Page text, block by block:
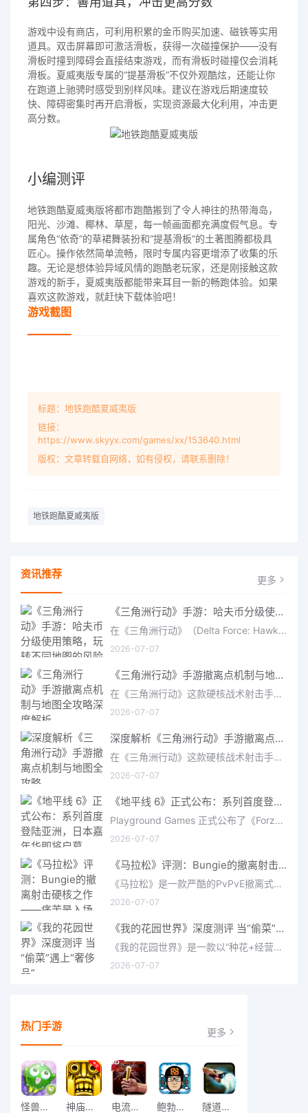
游戏中设有商店，可利用积累的金币购买加速、磁铁等实用
道具。双击屏幕即可激活滑板，获得一次碰撞保护——没有
滑板时撞到障碍会直接结束游戏，而有滑板时碰撞仅会消耗
滑板。夏威夷版专属的“提基滑板”不仅外观酷炫，还能让你
在跑道上驰骋时感受到别样风味。建议在游戏后期速度较
快、障碍密集时再开启滑板，实现资源最大化利用，冲击更
高分数。
小编测评
地铁跑酷夏威夷版将都市跑酷搬到了令人神往的热带海岛，
阳光、沙滩、椰林、草屋，每一帧画面都充满度假气息。专
属角色“依奇”的草裙舞装扮和“提基滑板”的土著图腾都极具
匠心。操作依然简单流畅，限时专属内容更增添了收集的乐
趣。无论是想体验异域风情的跑酷老玩家，还是刚接触这款
游戏的新手，夏威夷版都能带来耳目一新的畅跑体验。如果
喜欢这款游戏，就赶快下载体验吧！
游戏截图
标题：地铁跑酷夏威夷版
链接：
https://www.skyyx.com/games/xx/153640.html
版权：文章转载自网络，如有侵权，请联系删除！
地铁跑酷夏威夷版
资讯推荐 更多
《三角洲行动》手游：哈夫币分级使用策略，玩转不同地图的风险与回报
在《三角洲行动》（Delta Force: Hawk Ops）“烽火地带”模式中，地图被划分为“普通”、“机密”和“绝密”三个
2026-07-07
《三角洲行动》手游撤离点机制与地图全攻略深度解析
在《三角洲行动》这款硬核战术射击手游中，撤离是每位干员行动的核心目标。无论你在战场中搜刮了多少高价值物
2026-07-07
深度解析《三角洲行动》手游撤离点机制与地图全攻略
在《三角洲行动》这款硬核战术射击手游中，撤离是每位干员行动的核心目标。无论你在战场中搜刮了多少高价值物
2026-07-07
《地平线 6》正式公布：系列首度登陆亚洲，日本嘉年华即将启幕
Playground Games 正式公布了《Forza Horizon 6》，这次备受赞誉的地平线嘉年华将首次驶入亚洲，落户日本。玩家
2026-07-07
《马拉松》评测：Bungie的撤离射击硬核之作——痛苦是入场券，回报是顶级的
《马拉松》是一款严酷的PvPvE撤离式射击游戏，现已登陆PS5、Xbox Series X/S和PC。它继承了Bungie上世纪90年
2026-07-07
《我的花园世界》深度测评 当“偷菜”遇上“奢侈品”
《我的花园世界》是一款以“种花+经营+社交”为核心的模拟经营类手游。游戏将玩家置于一个古风花园环境中，扮
2026-07-07
热门手游 更多
怪兽跳跃 神庙逃亡中文版 电流急急棒 鲍勃的梦境 隧道逃脱